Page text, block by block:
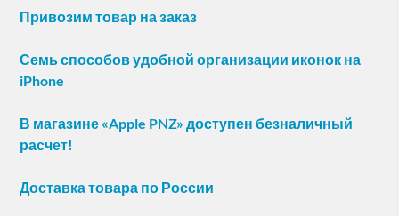
Привозим товар на заказ
Семь способов удобной организации иконок на
iPhone
В магазине «Apple PNZ» доступен безналичный
расчет!
Доставка товара по России